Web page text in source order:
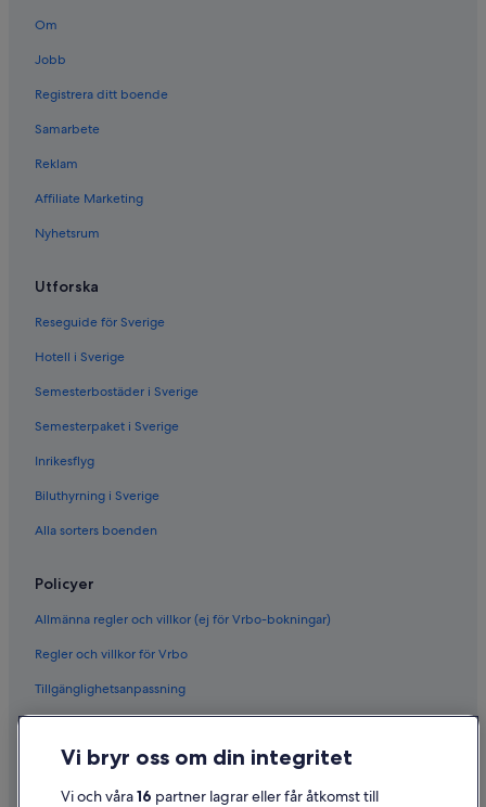
Om
Jobb
Registrera ditt boende
Samarbete
Reklam
Affiliate Marketing
Nyhetsrum
Utforska
Reseguide för Sverige
Hotell i Sverige
Semesterbostäder i Sverige
Semesterpaket i Sverige
Inrikesflyg
Biluthyrning i Sverige
Alla sorters boenden
Policyer
Allmänna regler och villkor (ej för Vrbo-bokningar)
Regler och villkor för Vrbo
Tillgänglighetsanpassning
Sekretess
Cookies
Användarvillkor
Vi bryr oss om din integritet
Vi och våra16 partner lagrar eller får åtkomst till